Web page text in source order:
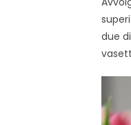
due